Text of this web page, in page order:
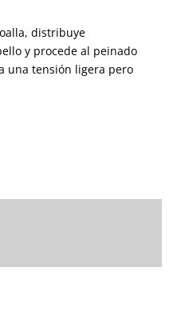
distribuye
y procede al peinado
una tensión ligera pero